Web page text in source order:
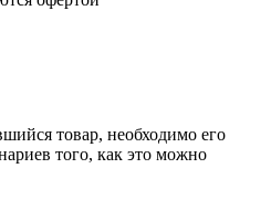
товар, необходимо его
того, как это можно